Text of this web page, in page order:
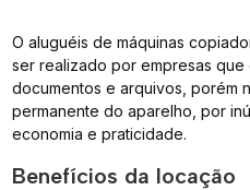
O aluguéis de máquinas
ser realizado por empresas que
documentos e arquivos, porém
permanente do aparelho, por
economia e praticidade.
Benefícios da locação